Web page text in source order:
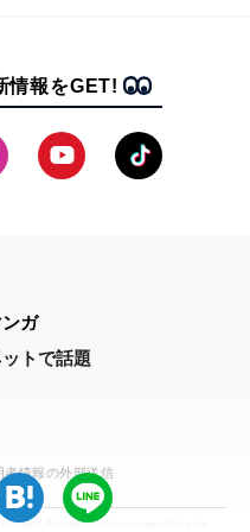
情報をGET!
No reproduction or republication
ガ
トで話題
者情報の外部送信